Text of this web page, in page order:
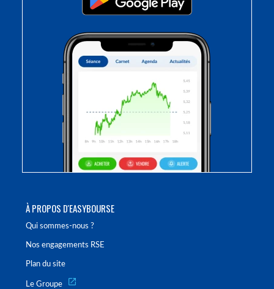
À PROPOS D'EASYBOURSE
Qui sommes-nous ?
Nos engagements RSE
Plan du site
Le Groupe